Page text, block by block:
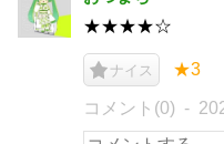
★★★★☆
ナイス ★3
コメント(0)